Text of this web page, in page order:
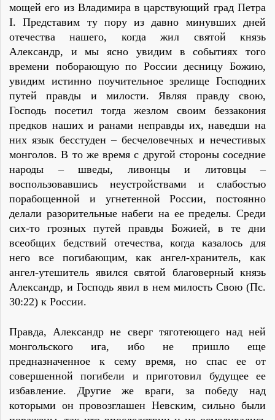
мощей его из Владимира в царствующий град Петра
I. Представим ту пору из давно минувших дней
отечества нашего, когда жил святой князь
Александр, и мы ясно увидим в событиях того
времени поборающую по России десницу Божию,
увидим истинно поучительное зрелище Господних
путей правды и милости. Являя правду свою,
Господь посетил тогда жезлом своим беззакония
предков наших и ранами неправды их, наведши на
них язык бесстуден – бесчеловечных и нечестивых
монголов. В то же время с другой стороны соседние
народы – шведы, ливонцы и литовцы –
воспользовавшись неустройствами и слабостью
порабощенной и угнетенной России, постоянно
делали разорительные набеги на ее пределы. Среди
сих-то грозных путей правды Божией, в те дни
всеобщих бедствий отечества, когда казалось для
него все погибающим, как ангел-хранитель, как
ангел-утешитель явился святой благоверный князь
Александр, и Господь явил в нем милость Свою (Пс.
30:22) к России.
Правда, Александр не сверг тяготеющего над ней
монгольского ига, ибо не пришло еще
предназначенное к сему время, но спас ее от
совершенной погибели и приготовил будущее ее
избавление. Другие же враги, за победу над
которыми он провозглашен Невским, сильно были